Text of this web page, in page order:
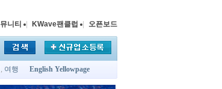
니티 | KWave팬클럽 | 오픈보드
, 여행 English Yellowpage